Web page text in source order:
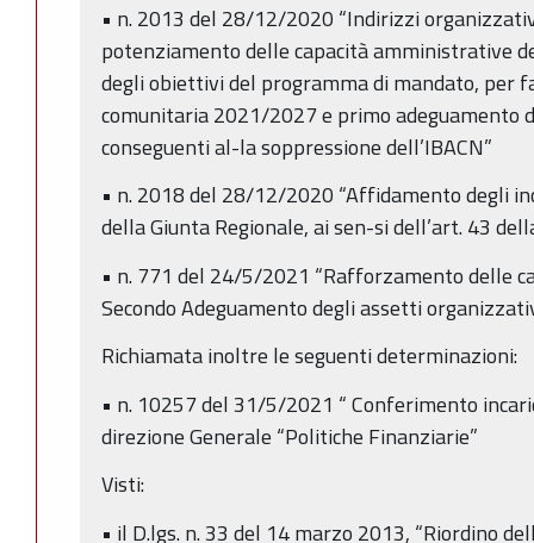
• n. 2013 del 28/12/2020 “Indirizzi
potenziamento delle capacità amministrative
degli obiettivi del programma di mandato, per
comunitaria 2021/2027 e primo adeguamento
conseguenti al-la soppressione dell’IBACN”
• n. 2018 del 28/12/2020 “Affidamento degli
della Giunta Regionale, ai sen-si dell’art. 43
• n. 771 del 24/5/2021 “Rafforzamento delle
Secondo Adeguamento degli assetti
Richiamata inoltre le seguenti determinazioni:
• n. 10257 del 31/5/2021 “ Conferimento
direzione Generale “Politiche Finanziarie”
Visti:
• il D.lgs. n. 33 del 14 marzo 2013, “Riordino